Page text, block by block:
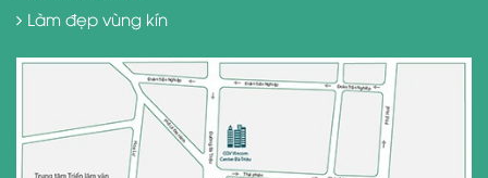
Làm đẹp vùng kín